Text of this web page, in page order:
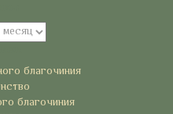
благочиния
благочиния